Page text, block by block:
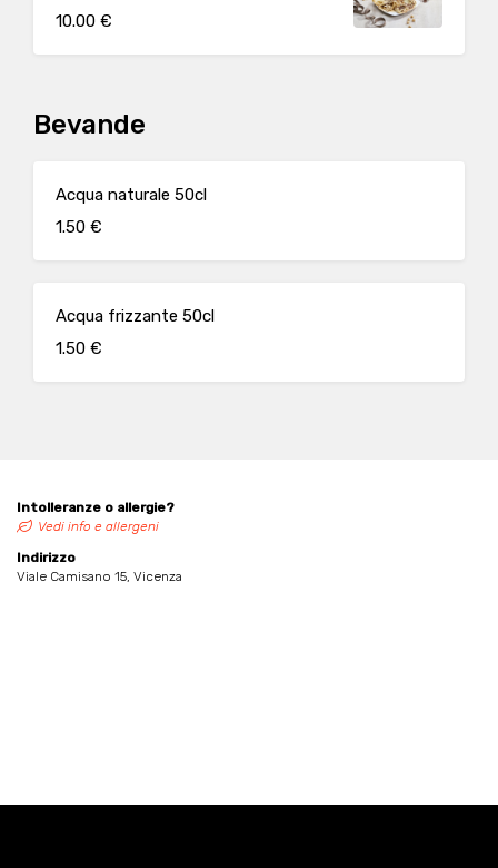
10.00 €
Bevande
Acqua naturale 50cl
1.50 €
Acqua frizzante 50cl
1.50 €
Intolleranze o allergie?
Vedi info e allergeni
Indirizzo
Viale Camisano 15, Vicenza